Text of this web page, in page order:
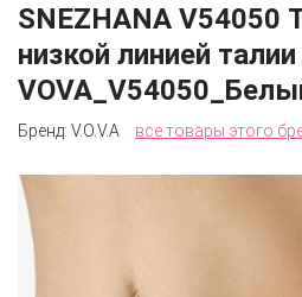
SNEZHANA V54050
низкой линией талии
Бренд: V.O.V.A все товары этого